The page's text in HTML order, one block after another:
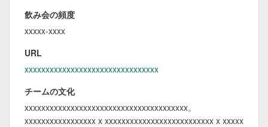
飲み会の頻度
xxxxx-xxxx
URL
xxxxxxxxxxxxxxxxxxxxxxxxxxxxxxxx
チームの文化
xxxxxxxxxxxxxxxxxxxxxxxxxxxxxxxxxxxxxxx。
xxxxxxxxxxxxxxxxx x xxxxxxxxxxxxxxxxxxxxxxxxxx x xxxxx